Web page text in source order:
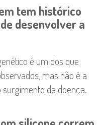
tem histórico
desenvolver a
é um dos que
mas não é a
surgimento da doença.